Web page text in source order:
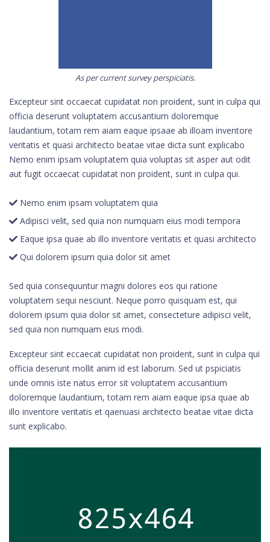
Excepteur sint occaecat cupidatat non proident, sunt in culpa qui
officia deserunt voluptatem accusantium doloremque
laudantium, totam rem aiam eaque ipsaae ab illoam inventore
veritatis et quasi architecto beatae vitae dicta sunt explicabo
Nemo enim ipsam voluptatem quia voluptas sit asper aut odit
aut fugit occaecat cupidatat non proident, sunt in culpa qui.
Nemo enim ipsam voluptatem quia
Adipisci velit, sed quia non numquam eius modi tempora
Eaque ipsa quae ab illo inventore veritatis et quasi architecto
Qui dolorem ipsum quia dolor sit amet
Sed quia consequuntur magni dolores eos qui ratione
voluptatem sequi nesciunt. Neque porro quisquam est, qui
dolorem ipsum quia dolor sit amet, consecteture adipisci velit,
sed quia non numquam eius modi.
As per current survey perspiciatis.
Excepteur sint eccaecat cupidatat non proident, sunt in culpa qui
officia deserunt mollit anim id est laborum. Sed ut pspiciatis
unde omnis iste natus error sit voluptatem accusantium
doloremque laudantium, totam rem aiam eaque ipsa quae ab
illo inventore veritatis et qaenuasi architecto beatae vitae dicta
sunt explicabo.